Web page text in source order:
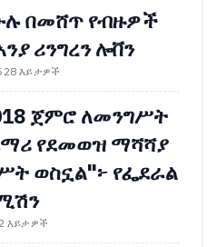
በመሸጥ የብዙዎች
ሪንግረን ሎቨን
እይታዎች
ጀምሮ ለመንግሥት
የደመወዝ ማሻሻያ
ወስኗል"፦ የፌደራል
እይታዎች